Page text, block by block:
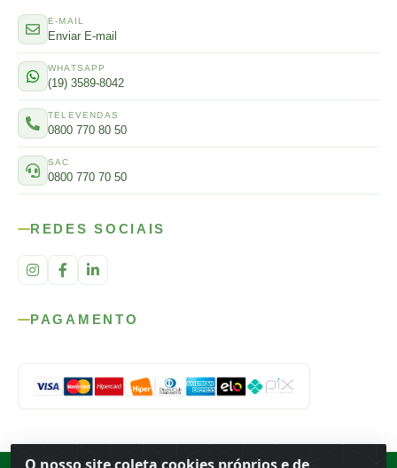
E-MAIL
Enviar E-mail
WHATSAPP
(19) 3589-8042
TELEVENDAS
0800 770 80 50
SAC
0800 770 70 50
REDES SOCIAIS
PAGAMENTO